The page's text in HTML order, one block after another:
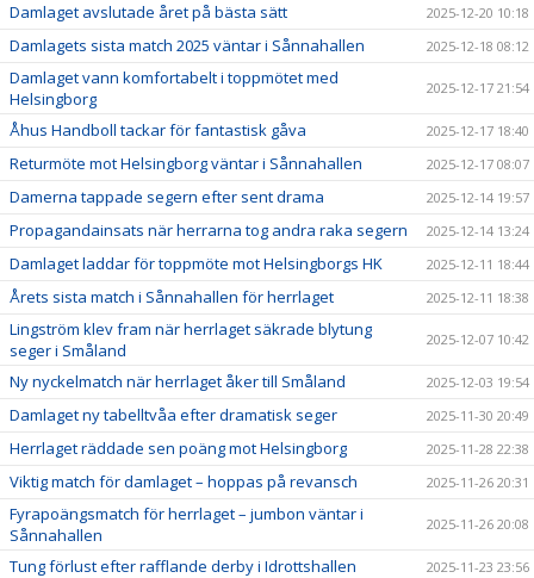
Damlaget avslutade året på bästa sätt 2025-12-20 10:18
Damlagets sista match 2025 väntar i Sånnahallen 2025-12-18 08:12
Damlaget vann komfortabelt i toppmötet med
Helsingborg
2025-12-17 21:54
Åhus Handboll tackar för fantastisk gåva 2025-12-17 18:40
Returmöte mot Helsingborg väntar i Sånnahallen 2025-12-17 08:07
Damerna tappade segern efter sent drama 2025-12-14 19:57
Propagandainsats när herrarna tog andra raka segern 2025-12-14 13:24
Damlaget laddar för toppmöte mot Helsingborgs HK 2025-12-11 18:44
Årets sista match i Sånnahallen för herrlaget 2025-12-11 18:38
Lingström klev fram när herrlaget säkrade blytung
seger i Småland
2025-12-07 10:42
Ny nyckelmatch när herrlaget åker till Småland 2025-12-03 19:54
Damlaget ny tabelltvåa efter dramatisk seger 2025-11-30 20:49
Herrlaget räddade sen poäng mot Helsingborg 2025-11-28 22:38
Viktig match för damlaget – hoppas på revansch 2025-11-26 20:31
Fyrapoängsmatch för herrlaget – jumbon väntar i
Sånnahallen
2025-11-26 20:08
Tung förlust efter rafflande derby i Idrottshallen 2025-11-23 23:56